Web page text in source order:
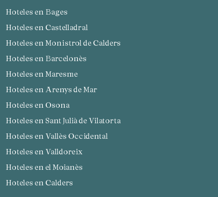
Hoteles en Bages
Hoteles en Castelladral
Hoteles en Monistrol de Calders
Hoteles en Barcelonès
Hoteles en Maresme
Hoteles en Arenys de Mar
Hoteles en Osona
Hoteles en Sant Julià de Vilatorta
Hoteles en Vallès Occidental
Hoteles en Valldoreix
Hoteles en el Moianès
Hoteles en Calders